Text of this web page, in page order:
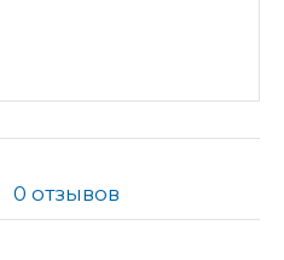
0 отзывов